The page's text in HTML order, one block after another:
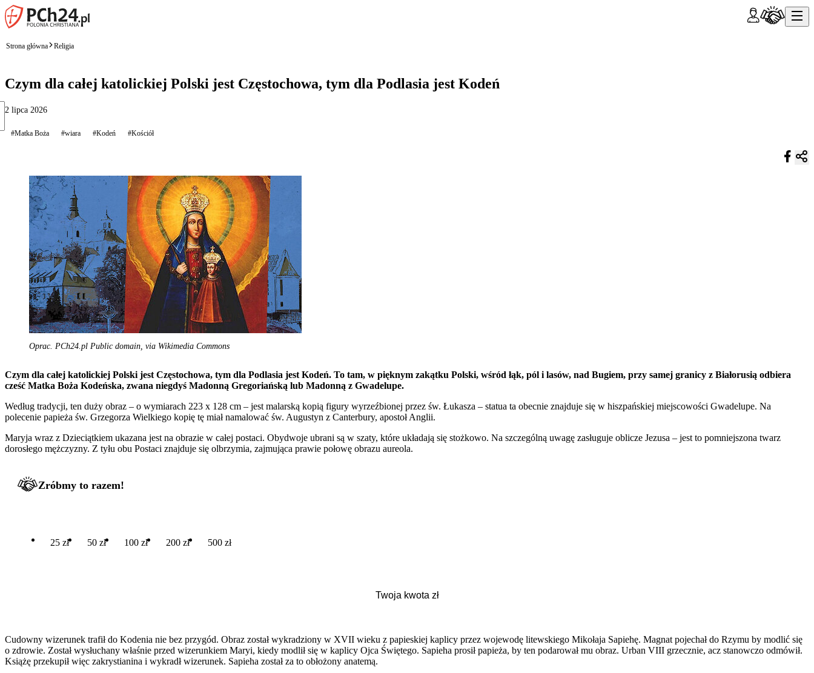
Strona główna Religia
Czym dla całej katolickiej Polski jest Częstochowa, tym dla Podlasia jest Kodeń
2 lipca 2026
#Matka Boża #wiara #Kodeń #Kościół
Oprac. PCh24.pl Public domain, via Wikimedia Commons
Czym dla całej katolickiej Polski jest Częstochowa, tym dla Podlasia jest Kodeń. To tam, w pięknym zakątku Polski, wśród łąk, pól i lasów, nad Bugiem, przy samej granicy z Białorusią odbiera
cześć Matka Boża Kodeńska, zwana niegdyś Madonną Gregoriańską lub Madonną z Gwadelupe.
Według tradycji, ten duży obraz – o wymiarach 223 x 128 cm – jest malarską kopią figury wyrzeźbionej przez św. Łukasza – statua ta obecnie znajduje się w hiszpańskiej miejscowości Gwadelupe. Na
polecenie papieża św. Grzegorza Wielkiego kopię tę miał namalować św. Augustyn z Canterbury, apostoł Anglii.
Maryja wraz z Dzieciątkiem ukazana jest na obrazie w całej postaci. Obydwoje ubrani są w szaty, które układają się stożkowo. Na szczególną uwagę zasługuje oblicze Jezusa – jest to pomniejszona twarz
dorosłego mężczyzny. Z tyłu obu Postaci znajduje się olbrzymia, zajmująca prawie połowę obrazu aureola.
Zróbmy to razem!
25 zł 50 zł 100 zł 200 zł 500 zł
Cudowny wizerunek trafił do Kodenia nie bez przygód. Obraz został wykradziony w XVII wieku z papieskiej kaplicy przez wojewodę litewskiego Mikołaja Sapiehę. Magnat pojechał do Rzymu by modlić się
o zdrowie. Został wysłuchany właśnie przed wizerunkiem Maryi, kiedy modlił się w kaplicy Ojca Świętego. Sapieha prosił papieża, by ten podarował mu obraz. Urban VIII grzecznie, acz stanowczo odmówił.
Książę przekupił więc zakrystianina i wykradł wizerunek. Sapieha został za to obłożony anatemą.